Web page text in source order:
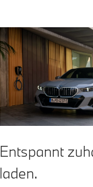
Entspannt
laden.